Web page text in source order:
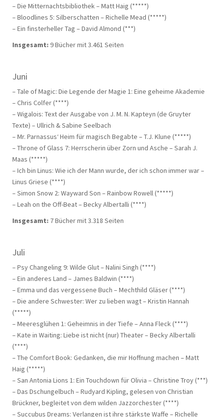
– Die Mitternachtsbibliothek – Matt Haig (*****)
– Bloodlines 5: Silberschatten – Richelle Mead (*****)
– Ein finsterheller Tag – David Almond (***)
Insgesamt: 9 Bücher mit 3.461 Seiten
Juni
– Tale of Magic: Die Legende der Magie 1: Eine geheime Akademie
– Chris Colfer (****)
– Wigalois: Text der Ausgabe von J. M. N. Kapteyn (de Gruyter
Texte) – Ullrich & Sabine Seelbach
– Mr. Parnassus‘ Heim für magisch Begabte – T.J. Klune (*****)
– Throne of Glass 7: Herrscherin über Zorn und Asche – Sarah J.
Maas (*****)
– Ich bin Linus: Wie ich der Mann wurde, der ich schon immer war –
Linus Griese (****)
– Simon Snow 2: Wayward Son – Rainbow Rowell (*****)
– Leah on the Off-Beat – Becky Albertalli (****)
Insgesamt: 7 Bücher mit 3.318 Seiten
Juli
– Psy Changeling 9: Wilde Glut – Nalini Singh (****)
– Ein anderes Land – James Baldwin (****)
– Emma und das vergessene Buch – Mechthild Gläser (****)
– Die andere Schwester: Wer zu lieben wagt – Kristin Hannah
(*****)
– Meeresglühen 1: Geheimnis in der Tiefe – Anna Fleck (****)
– Kate in Waiting: Liebe ist nicht (nur) Theater – Becky Albertalli
(****)
– The Comfort Book: Gedanken, die mir Hoffnung machen – Matt
Haig (*****)
– San Antonia Lions 1: Ein Touchdown für Olivia – Christine Troy (***)
– Das Dschungelbuch – Rudyard Kipling, gelesen von Christian
Brückner, begleitet von dem wilden Jazzorchester (****)
– Succubus Dreams: Verlangen ist ihre stärkste Waffe – Richelle